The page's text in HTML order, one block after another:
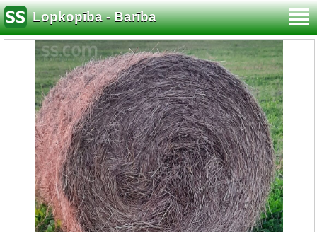
Lopkopība - Barība